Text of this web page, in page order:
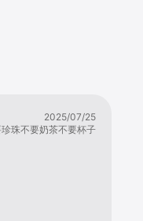
2025/07/25
珠不要奶茶不要杯子